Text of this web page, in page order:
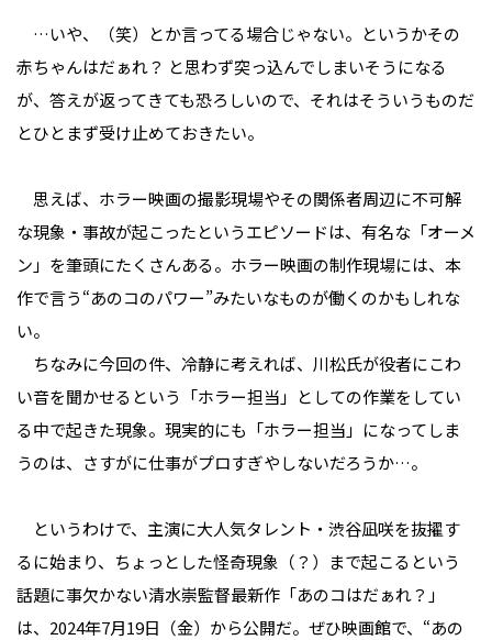
…いや、（笑）とか言ってる場合じゃない。というかその
赤ちゃんはだぁれ？ と思わず突っ込んでしまいそうになる
が、答えが返ってきても恐ろしいので、それはそういうものだ
とひとまず受け止めておきたい。
思えば、ホラー映画の撮影現場やその関係者周辺に不可解
な現象・事故が起こったというエピソードは、有名な「オーメ
ン」を筆頭にたくさんある。ホラー映画の制作現場には、本
作で言う“あのコのパワー”みたいなものが働くのかもしれな
い。
ちなみに今回の件、冷静に考えれば、川松氏が役者にこわ
い音を聞かせるという「ホラー担当」としての作業をしてい
る中で起きた現象。現実的にも「ホラー担当」になってしま
うのは、さすがに仕事がプロすぎやしないだろうか…。
というわけで、主演に大人気タレント・渋谷凪咲を抜擢す
るに始まり、ちょっとした怪奇現象（？）まで起こるという
話題に事欠かない清水崇監督最新作「あのコはだぁれ？」
は、2024年7月19日（金）から公開だ。ぜひ映画館で、“あの